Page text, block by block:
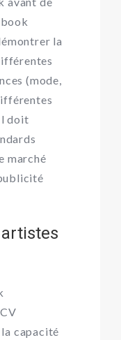
la
(mode,
doit
marché
capacité